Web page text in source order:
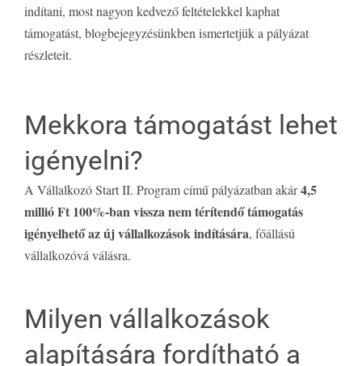
indítani, most nagyon kedvező feltételekkel kaphat
támogatást, blogbejegyzésünkben ismertetjük a pályázat
részleteit.
Mekkora támogatást lehet
igényelni?
A Vállalkozó Start II. Program című pályázatban akár4,5
millió Ft 100%-ban vissza nem térítendő támogatás
igényelhető az új vállalkozások indítására, főállású
vállalkozóvá válásra.
Milyen vállalkozások
alapítására fordítható a